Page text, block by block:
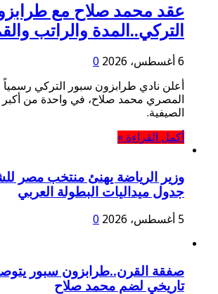
عقد محمد صلاح مع
التركي..المدة والراتب
6 أغسطس، 2026
0
أعلن نادي طرابزون سبور التركي رسمياً
المصري محمد صلاح، في واحدة من أكبر
الصيفية.
أكمل القراءة »
وزير الرياضة يهنئ منتخب مصر
جدول ميداليات البطولة العربي
5 أغسطس، 2026 0
صفقة القرن..طرابزون سبور
تاريخي لضم محمد صلاح